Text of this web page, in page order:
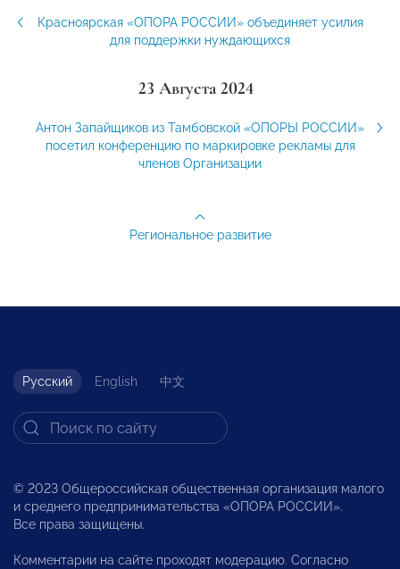
Красноярская «ОПОРА РОССИИ» объединяет усилия
для поддержки нуждающихся
23 Августа 2024
Антон Запайщиков из Тамбовской «ОПОРЫ РОССИИ»
посетил конференцию по маркировке рекламы для
членов Организации
Региональное развитие
Русский English 中文
© 2023 Общероссийская общественная организация малого
и среднего предпринимательства «ОПОРА РОССИИ».
Все права защищены.
Комментарии на сайте проходят модерацию. Согласно